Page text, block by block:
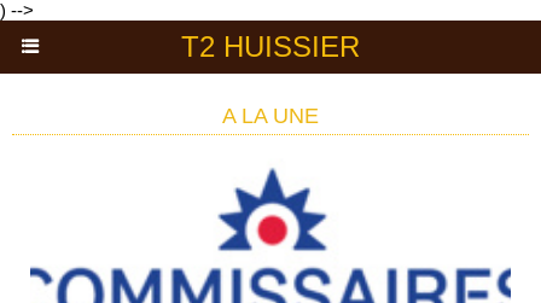
) -->
T2 HUISSIER
A LA UNE